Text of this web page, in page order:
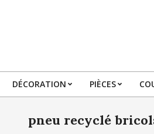
DÉCORATION PIÈCES
pneu recyclé